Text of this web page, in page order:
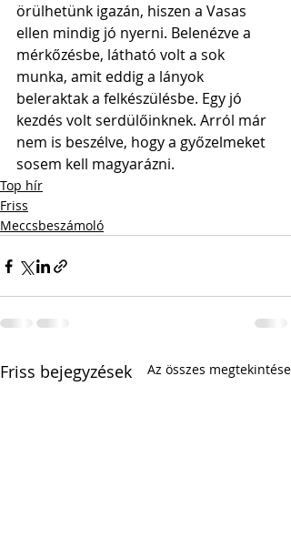
örülhetünk igazán, hiszen a Vasas
ellen mindig jó nyerni. Belenézve a
mérkőzésbe, látható volt a sok
munka, amit eddig a lányok
beleraktak a felkészülésbe. Egy jó
kezdés volt serdülőinknek. Arról már
nem is beszélve, hogy a győzelmeket
sosem kell magyarázni.
Top hír
Friss
Meccsbeszámoló
Friss bejegyzések Az összes megtekintése